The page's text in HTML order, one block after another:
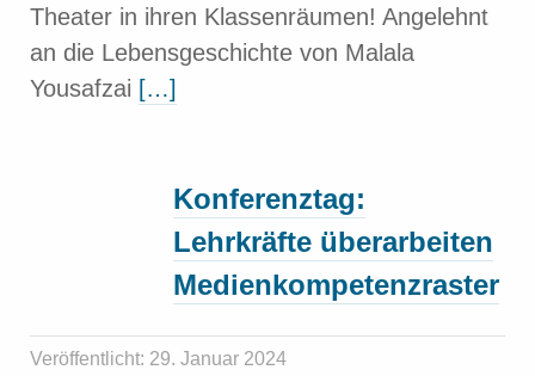
Theater in ihren Klassenräumen! Angelehnt
an die Lebensgeschichte von Malala
Yousafzai […]
Konferenztag:
Lehrkräfte überarbeiten
Medienkompetenzraster
Veröffentlicht: 29. Januar 2024